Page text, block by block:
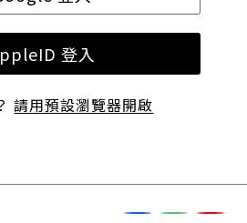
登入
請用預設瀏覽器開啟